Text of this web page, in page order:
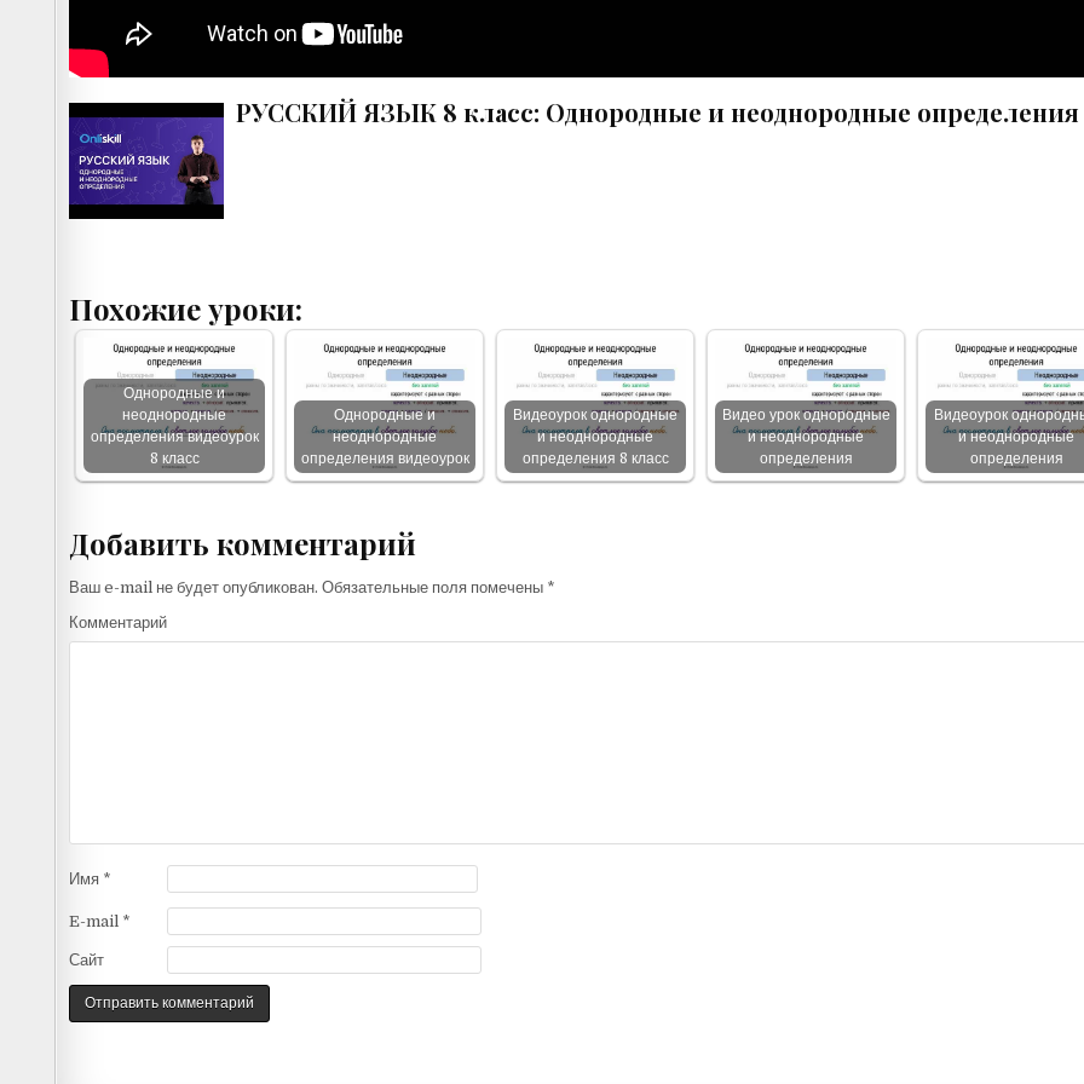
РУССКИЙ ЯЗЫК 8 класс: Однородные и неоднородные определения
Похожие уроки:
Однородные и
неоднородные
определения видеоурок
8 класс
Однородные и
неоднородные
определения видеоурок
Видеоурок однородные
и неоднородные
определения 8 класс
Видео урок однородные
и неоднородные
определения
Видеоурок
и неоднородные
определения
Добавить комментарий
Ваш e-mail не будет опубликован. Обязательные поля помечены *
Комментарий
Имя *
E-mail *
Сайт